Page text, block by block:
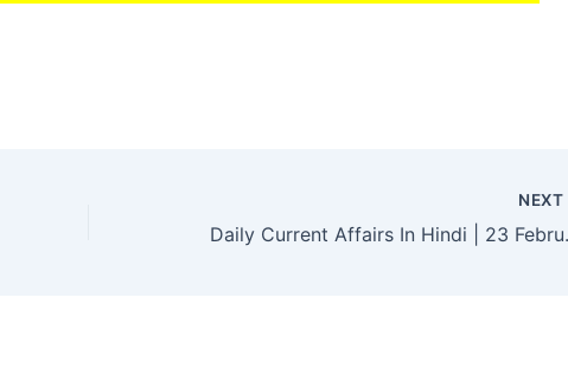
NEXT
Daily